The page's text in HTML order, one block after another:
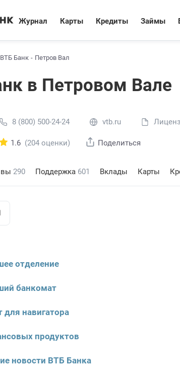
Журнал Карты Кредиты Займы
ВТБ Банк Петров Вал
в Петровом Вале
8 (800) 500-24-24 vtb.ru
1.6 (204 оценки) Поделиться
290 Поддержка 601 Вклады Карты
отделение
банкомат
навигатора
продуктов
новости ВТБ Банкa